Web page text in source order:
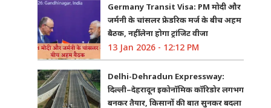
Germany Transit Visa: PM मोदी और
जर्मनी के चांसलर फ्रेडरिक मर्ज के बीच अहम
बैठक, नहीं लेना होगा ट्रांजिट वीजा
13 Jan 2026 - 12:12 PM
Delhi-Dehradun Expressway:
दिल्ली–देहरादून इकोनॉमिक कॉरिडोर लगभग
बनकर तैयार, किसानों की बात सुनकर बदला